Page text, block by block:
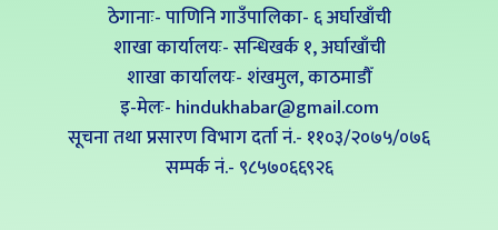
ठेगानाः- पाणिनि गाउँपालिका- ६ अर्घाखाँची
शाखा कार्यालयः- सन्धिखर्क १, अर्घाखाँची
शाखा कार्यालयः- शंखमुल, काठमाडौँ
इ-मेलः- hindukhabar@gmail.com
सूचना तथा प्रसारण विभाग दर्ता नं.- ११०३/२०७५/०७६
सम्पर्क नं‍.- ९८५७०६६९२६